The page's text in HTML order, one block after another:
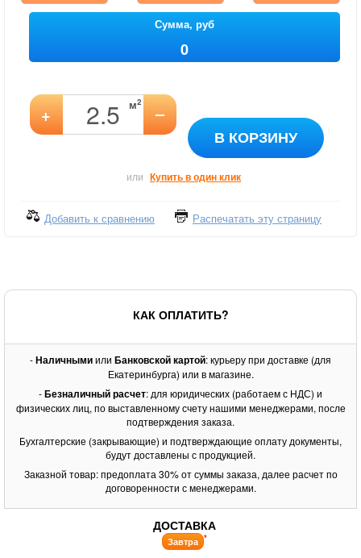
Сумма, руб
0
+ м2 –
В КОРЗИНУ
или Купить в один клик
Добавить к сравнению Распечатать эту страницу
КАК ОПЛАТИТЬ?
-Наличнымиили Банковской картой: курьеру при доставке (для
Екатеринбурга) или в магазине.
-Безналичный расчет: для юридических (работаем с НДС) и
физических лиц, по выставленному счету нашими менеджерами, после
подтверждения заказа.
Бухгалтерские (закрывающие) и подтверждающие оплату документы,
будут доставлены с продукцией.
Заказной товар: предоплата 30% от суммы заказа, далее расчет по
договоренности с менеджерами.
ДОСТАВКА
Завтра *